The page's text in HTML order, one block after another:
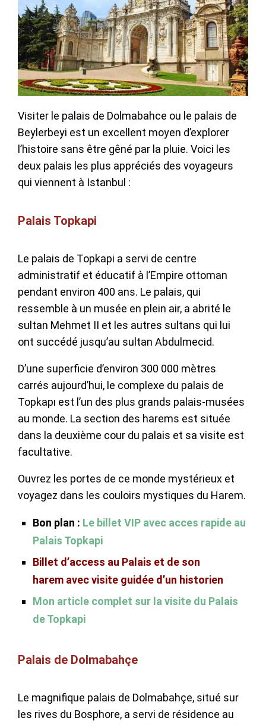
Visiter le palais de Dolmabahce ou le palais de
Beylerbeyi est un excellent moyen d’explorer
l’histoire sans être gêné par la pluie. Voici les
deux palais les plus appréciés des voyageurs
qui viennent à Istanbul :
Palais Topkapi
Le palais de Topkapi a servi de centre
administratif et éducatif à l’Empire ottoman
pendant environ 400 ans. Le palais, qui
ressemble à un musée en plein air, a abrité le
sultan Mehmet II et les autres sultans qui lui
ont succédé jusqu’au sultan Abdulmecid.
D’une superficie d’environ 300 000 mètres
carrés aujourd’hui, le complexe du palais de
Topkapı est l’un des plus grands palais-musées
au monde. La section des harems est située
dans la deuxième cour du palais et sa visite est
facultative.
Ouvrez les portes de ce monde mystérieux et
voyagez dans les couloirs mystiques du Harem.
Bon plan : Le billet VIP avec acces rapide au
Palais Topkapi
Billet d’access au Palais et de son
harem avec visite guidée d’un historien
Mon article complet sur la visite du Palais
de Topkapi
Palais de Dolmabahçe
Le magnifique palais de Dolmabahçe, situé sur
les rives du Bosphore, a servi de résidence au